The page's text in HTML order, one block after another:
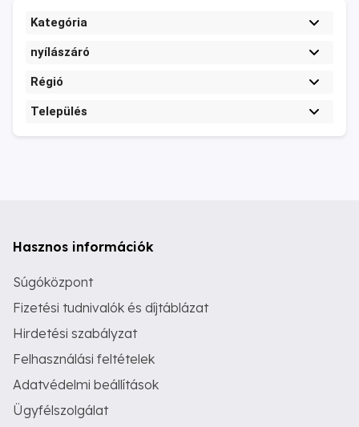
Kategória
nyílászáró
Régió
Település
Hasznos információk
Súgóközpont
Fizetési tudnivalók és díjtáblázat
Hirdetési szabályzat
Felhasználási feltételek
Adatvédelmi beállítások
Ügyfélszolgálat